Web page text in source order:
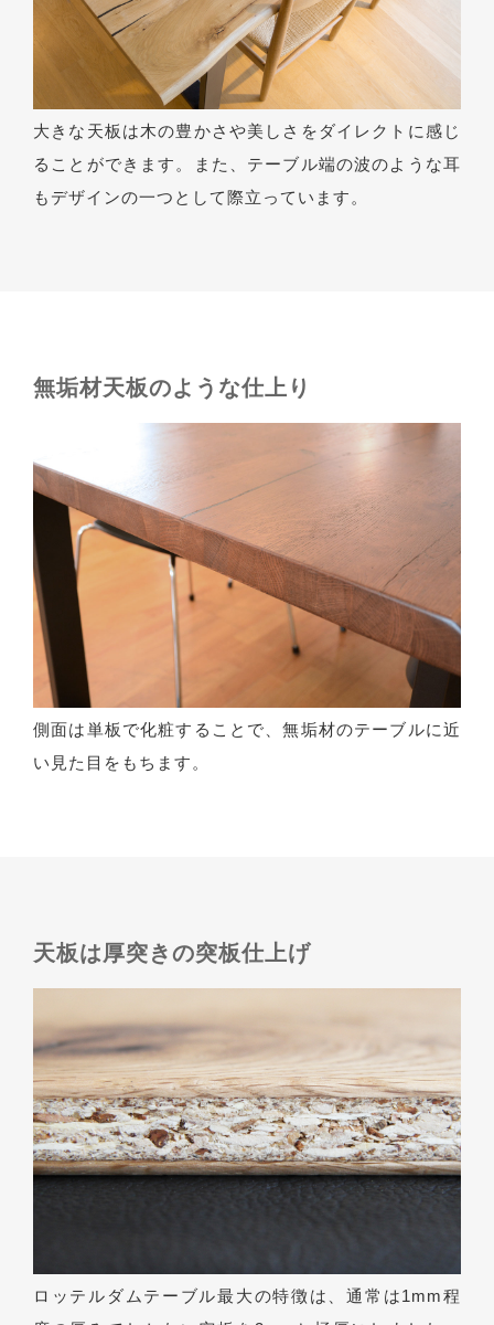
大きな天板は木の豊かさや美しさをダイレクトに感じ
ることができます。また、テーブル端の波のような耳
もデザインの一つとして際立っています。
無垢材天板のような仕上り
側面は単板で化粧することで、無垢材のテーブルに近
い見た目をもちます。
天板は厚突きの突板仕上げ
ロッテルダムテーブル最大の特徴は、通常は1mm程